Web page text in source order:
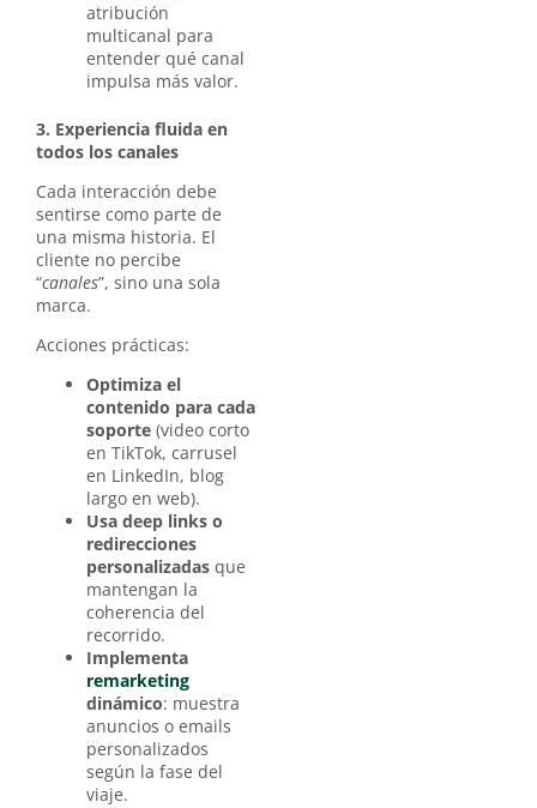
atribución
multicanal para
entender qué canal
impulsa más valor.
3. Experiencia fluida en
todos los canales
Cada interacción debe
sentirse como parte de
una misma historia. El
cliente no percibe
“canales”, sino una sola
marca.
Acciones prácticas:
Optimiza el
contenido para cada
soporte (video corto
en TikTok, carrusel
en LinkedIn, blog
largo en web).
Usa deep links o
redirecciones
personalizadas que
mantengan la
coherencia del
recorrido.
Implementa
remarketing
dinámico: muestra
anuncios o emails
personalizados
según la fase del
viaje.